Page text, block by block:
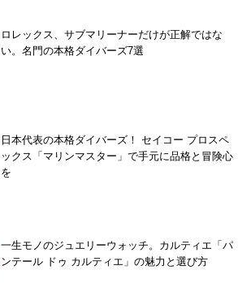
ロレックス、サブマリーナーだけが正解ではな
い。名門の本格ダイバーズ7選
日本代表の本格ダイバーズ！ セイコー プロスペ
ックス「マリンマスター」で手元に品格と冒険心
を
一生モノのジュエリーウォッチ。カルティエ「パ
ンテール ドゥ カルティエ」の魅力と選び方